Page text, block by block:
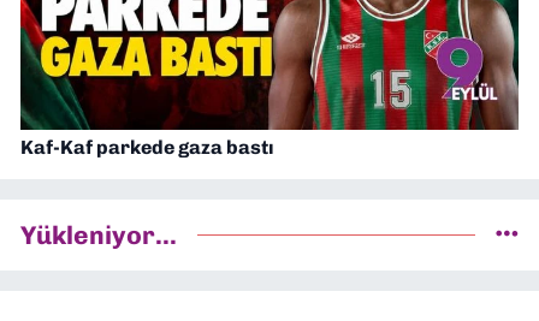
Kaf-Kaf parkede gaza bastı
Yükleniyor...